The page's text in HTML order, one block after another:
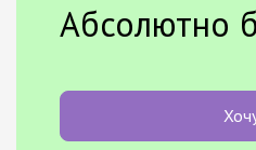
Абсолютно